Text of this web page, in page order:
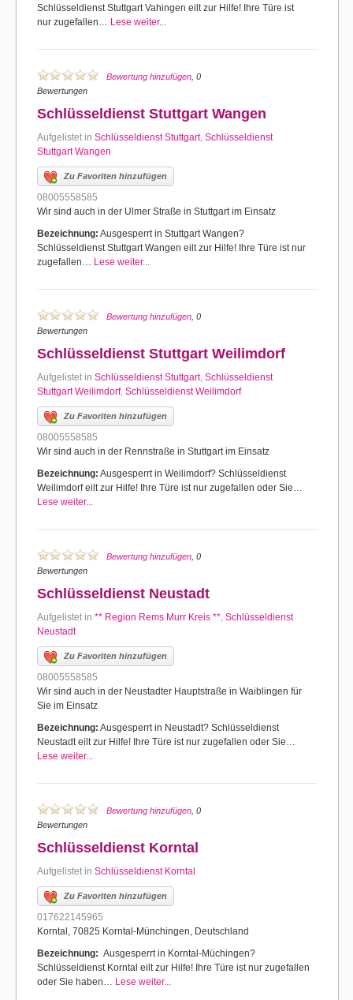
Schlüsseldienst Stuttgart Vahingen eilt zur Hilfe! Ihre Türe ist
nur zugefallen… Lese weiter...
Bewertung hinzufügen , 0
Bewertungen
Schlüsseldienst Stuttgart Wangen
Aufgelistet in Schlüsseldienst Stuttgart, Schlüsseldienst
Stuttgart Wangen
Zu Favoriten hinzufügen
08005558585
Wir sind auch in der Ulmer Straße in Stuttgart im Einsatz
Bezeichnung: Ausgesperrt in Stuttgart Wangen?
Schlüsseldienst Stuttgart Wangen eilt zur Hilfe! Ihre Türe ist nur
zugefallen… Lese weiter...
Bewertung hinzufügen , 0
Bewertungen
Schlüsseldienst Stuttgart Weilimdorf
Aufgelistet in Schlüsseldienst Stuttgart, Schlüsseldienst
Stuttgart Weilimdorf, Schlüsseldienst Weilimdorf
Zu Favoriten hinzufügen
08005558585
Wir sind auch in der Rennstraße in Stuttgart im Einsatz
Bezeichnung: Ausgesperrt in Weilimdorf? Schlüsseldienst
Weilimdorf eilt zur Hilfe! Ihre Türe ist nur zugefallen oder Sie…
Lese weiter...
Bewertung hinzufügen , 0
Bewertungen
Schlüsseldienst Neustadt
Aufgelistet in ** Region Rems Murr Kreis **, Schlüsseldienst
Neustadt
Zu Favoriten hinzufügen
08005558585
Wir sind auch in der Neustadter Hauptstraße in Waiblingen für
Sie im Einsatz
Bezeichnung: Ausgesperrt in Neustadt? Schlüsseldienst
Neustadt eilt zur Hilfe! Ihre Türe ist nur zugefallen oder Sie…
Lese weiter...
Bewertung hinzufügen , 0
Bewertungen
Schlüsseldienst Korntal
Aufgelistet in Schlüsseldienst Korntal
Zu Favoriten hinzufügen
017622145965
Korntal, 70825 Korntal-Münchingen, Deutschland
Bezeichnung: Ausgesperrt in Korntal-Müchingen?
Schlüsseldienst Korntal eilt zur Hilfe! Ihre Türe ist nur zugefallen
oder Sie haben… Lese weiter...